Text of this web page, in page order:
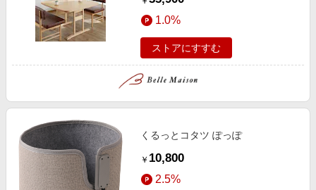
1.0%
ストアにすすむ
くるっとコタツ ぽっぽ
￥ 10,800
2.5%